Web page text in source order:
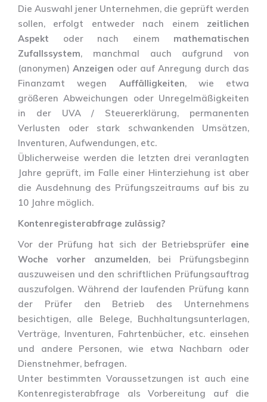
Die Auswahl jener Unternehmen, die geprüft werden
sollen, erfolgt entweder nach einem zeitlichen
Aspekt oder nach einem mathematischen
Zufallssystem, manchmal auch aufgrund von
(anonymen) Anzeigen oder auf Anregung durch das
Finanzamt wegen Auffälligkeiten, wie etwa
größeren Abweichungen oder Unregelmäßigkeiten
in der UVA / Steuererklärung, permanenten
Verlusten oder stark schwankenden Umsätzen,
Inventuren, Aufwendungen, etc.
Üblicherweise werden die letzten drei veranlagten
Jahre geprüft, im Falle einer Hinterziehung ist aber
die Ausdehnung des Prüfungszeitraums auf bis zu
10 Jahre möglich.
Kontenregisterabfrage zulässig?
Vor der Prüfung hat sich der Betriebsprüfer eine
Woche vorher anzumelden, bei Prüfungsbeginn
auszuweisen und den schriftlichen Prüfungsauftrag
auszufolgen. Während der laufenden Prüfung kann
der Prüfer den Betrieb des Unternehmens
besichtigen, alle Belege, Buchhaltungsunterlagen,
Verträge, Inventuren, Fahrtenbücher, etc. einsehen
und andere Personen, wie etwa Nachbarn oder
Dienstnehmer, befragen.
Unter bestimmten Voraussetzungen ist auch eine
Kontenregisterabfrage als Vorbereitung auf die